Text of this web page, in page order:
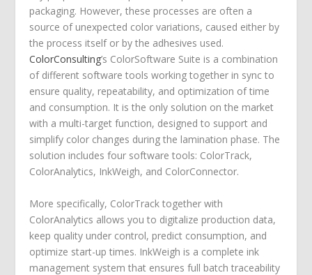
packaging. However, these processes are often a
source of unexpected color variations, caused either by
the process itself or by the adhesives used.
ColorConsulting’s ColorSoftware Suite is a combination
of different software tools working together in sync to
ensure quality, repeatability, and optimization of time
and consumption. It is the only solution on the market
with a multi-target function, designed to support and
simplify color changes during the lamination phase. The
solution includes four software tools: ColorTrack,
ColorAnalytics, InkWeigh, and ColorConnector.
More specifically, ColorTrack together with
ColorAnalytics allows you to digitalize production data,
keep quality under control, predict consumption, and
optimize start-up times. InkWeigh is a complete ink
management system that ensures full batch traceability